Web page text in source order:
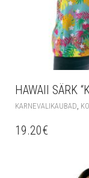
HAWAII SÄRK
KARNEVALIKAUBAD
19.20€